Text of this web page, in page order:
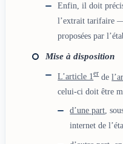
Enfin, il doit
l’extrait tarifaire
proposées par
Mise à disposition
L’article 1erde
celui-ci doit être
d’une part,
internet de